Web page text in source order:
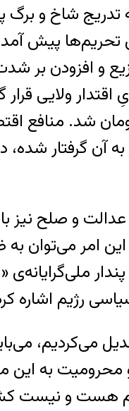
به تدریج شاخ و
پیش آمد،
و افزودن بر
ولایی
شد. منافع
آن گرفتار شده،
و صلح
امر
رژیم اشاره
می‌کردیم،
به این
هست و نیست